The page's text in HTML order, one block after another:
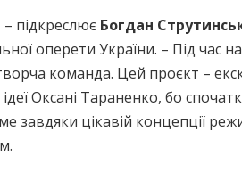
підкреслює Богдан
оперети України. – Під час
команда. Цей проєкт –
Оксані Тараненко, бо
завдяки цікавій концепції